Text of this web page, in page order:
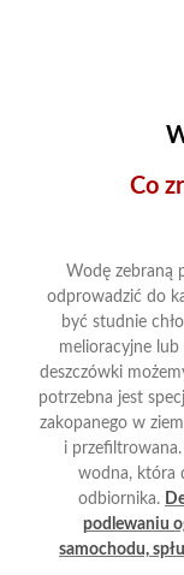
Co
Wodę zebraną
odprowadzić do
być studnie
melioracyjne
deszczówki
potrzebna jest
zakopanego w
i przefiltrowana.
wodna, która
odbiornika.
podlewaniu
samochodu,